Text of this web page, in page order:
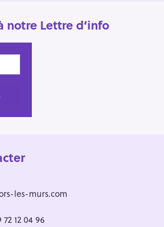
notre Lettre d’info
les-murs.com
12 04 96